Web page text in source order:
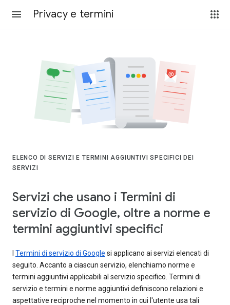
Privacy e termini
ELENCO DI SERVIZI E TERMINI AGGIUNTIVI SPECIFICI DEI
SERVIZI
Servizi che usano i Termini di
servizio di Google, oltre a norme e
termini aggiuntivi specifici
Termini di servizio di Google si applicano ai servizi elencati di
seguito. Accanto a ciascun servizio, elenchiamo norme e
termini aggiuntivi applicabili al servizio specifico. Termini di
servizio e termini e norme aggiuntivi definiscono relazioni e
aspettative reciproche nel momento in cui l'utente usa tali